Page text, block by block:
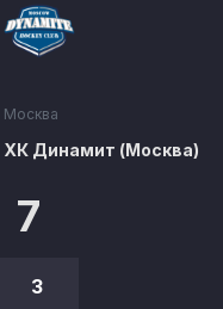
7
3
Москва
ХК Динамит (Москва)